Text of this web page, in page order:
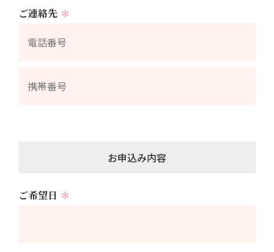
ご連絡先 ＊
お申込み内容
ご希望日 ＊